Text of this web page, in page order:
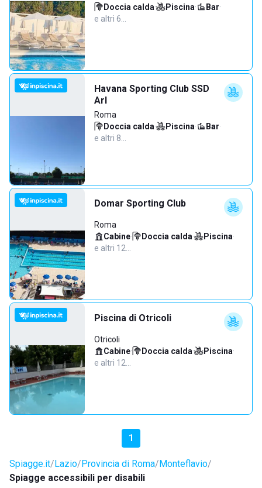
Doccia calda· Piscina· Bar·
e altri 6…
Havana Sporting Club SSD
Arl
Roma
Doccia calda· Piscina· Bar·
e altri 8…
Domar Sporting Club
Roma
Cabine· Doccia calda· Piscina·
e altri 12…
Piscina di Otricoli
Otricoli
Cabine· Doccia calda· Piscina·
e altri 12…
1
Spiagge.it Lazio Provincia di Roma Monteflavio
Spiagge accessibili per disabili